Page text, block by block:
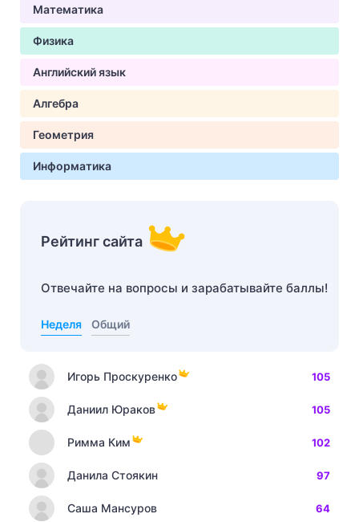
Математика
Физика
Английский язык
Алгебра
Геометрия
Информатика
Рейтинг сайта
Отвечайте на вопросы и зарабатывайте баллы!
Неделя Общий
Игорь Проскуренко 105
Даниил Юраков 105
Римма Ким 102
Данила Стоякин 97
Саша Мансуров 64